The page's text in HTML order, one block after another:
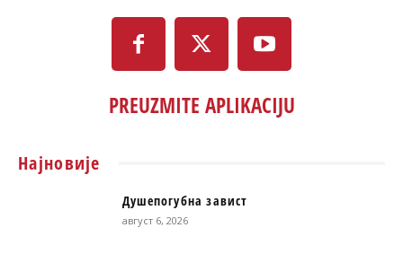
PREUZMITE APLIKACIJU
Најновије
Душепогубна завист
август 6, 2026